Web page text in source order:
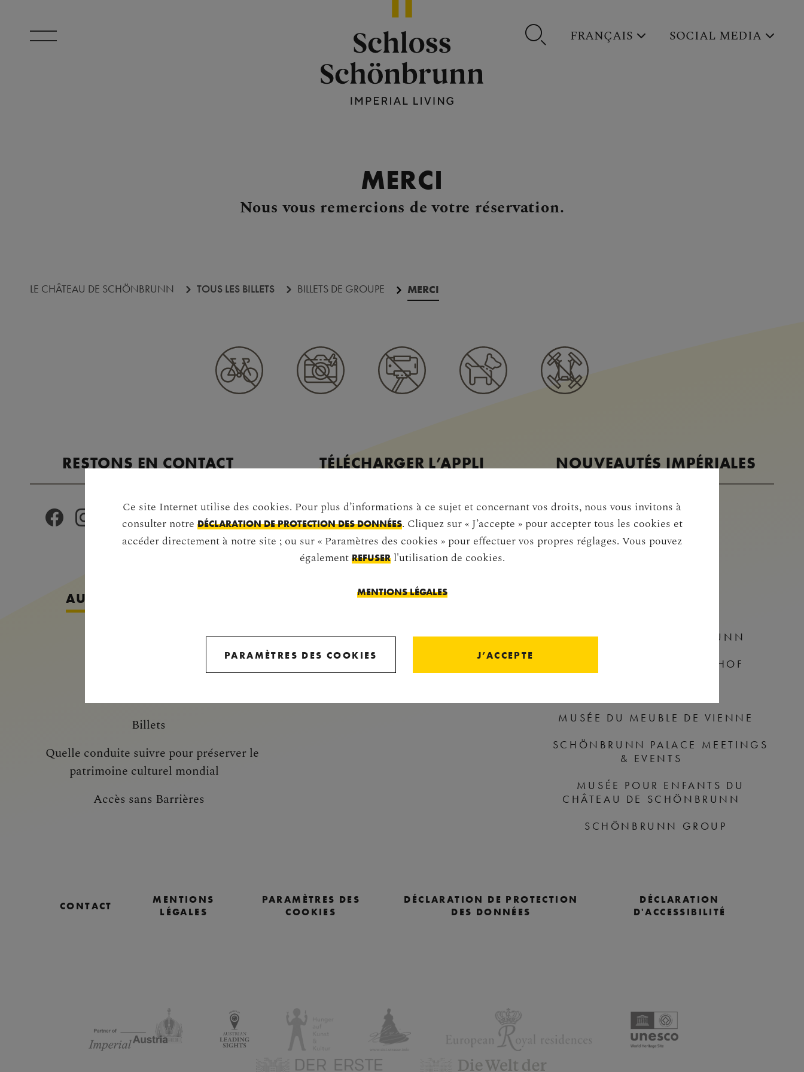
FRANÇAIS SOCIAL MEDIA
MERCI
Nous vous remercions de votre réservation.
LE CHÂTEAU DE SCHÖNBRUNN TOUS LES BILLETS BILLETS DE GROUPE MERCI
RESTONS EN CONTACT TÉLÉCHARGER L’APPLI NOUVEAUTÉS IMPÉRIALES
NEWSLETTER
AUTRES INFORMATIONS
Billets
Quelle conduite suivre pour préserver le
patrimoine culturel mondial
Accès sans Barrières
LE CHÂTEAU DE SCHÖNBRUNN
Schönbrunner Schloßstraße 47
1130 Vienne
+43 1 811 13-0
CHÂTEAU DE SCHÖNBRUNN
DOMAINE DE SCHLOSS HOF
MUSÉE DU MEUBLE DE VIENNE
SCHÖNBRUNN PALACE MEETINGS
& EVENTS
MUSÉE POUR ENFANTS DU
CHÂTEAU DE SCHÖNBRUNN
SCHÖNBRUNN GROUP
CONTACT
MENTIONS
LÉGALES
PARAMÈTRES DES
COOKIES
DÉCLARATION DE PROTECTION
DES DONNÉES
DÉCLARATION
D'ACCESSIBILITÉ
Passer les logos des partenaires
Ce site Internet utilise des cookies. Pour plus d’informations à ce sujet et concernant vos droits, nous vous invitons à
consulter notre DÉCLARATION DE PROTECTION DES DONNÉES. Cliquez sur « J’accepte » pour accepter tous les cookies et
accéder directement à notre site ; ou sur « Paramètres des cookies » pour effectuer vos propres réglages. Vous pouvez
également REFUSERl'utilisation de cookies.
MENTIONS LÉGALES
PARAMÈTRES DES COOKIES J’ACCEPTE